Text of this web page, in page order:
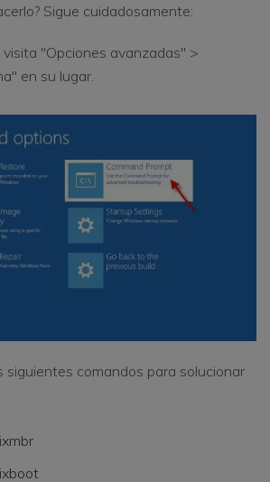
Sigue cuidadosamente:
visita "Opciones avanzadas" >
en su lugar.
siguientes comandos para solucionar